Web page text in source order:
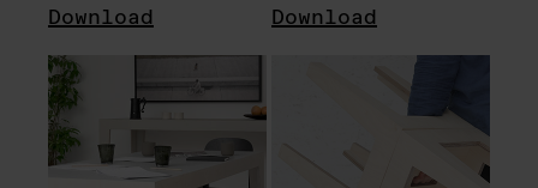
Download Download